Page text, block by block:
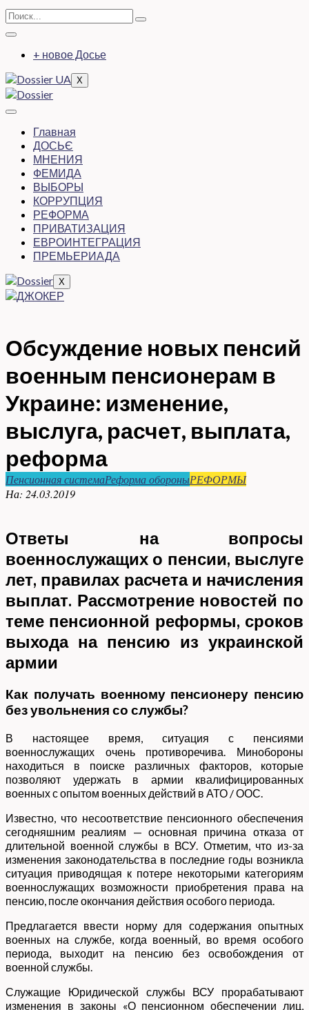
+ новое Досье
X
Главная
ДОСЬЄ
МНЕНИЯ
ФЕМИДА
ВЫБОРЫ
КОРРУПЦИЯ
РЕФОРМА
ПРИВАТИЗАЦИЯ
ЕВРОИНТЕГРАЦИЯ
ПРЕМЬЕРИАДА
X
Обсуждение новых пенсий
военным пенсионерам в
Украине: изменение,
выслуга, расчет, выплата,
реформа
Пенсионная системаРеформа обороныРЕФОРМЫ
На: 24.03.2019
Ответы на вопросы
военнослужащих о пенсии, выслуге
лет, правилах расчета и начисления
выплат. Рассмотрение новостей по
теме пенсионной реформы, сроков
выхода на пенсию из украинской
армии
Как получать военному пенсионеру пенсию
без увольнения со службы?
В настоящее время, ситуация с пенсиями
военнослужащих очень противоречива. Минобороны
находиться в поиске различных факторов, которые
позволяют удержать в армии квалифицированных
военных с опытом военных действий в АТО / ООС.
Известно, что несоответствие пенсионного обеспечения
сегодняшним реалиям — основная причина отказа от
длительной военной службы в ВСУ. Отметим, что из-за
изменения законодательства в последние годы возникла
ситуация приводящая к потере некоторыми категориям
военнослужащих возможности приобретения права на
пенсию, после окончания действия особого периода.
Предлагается ввести норму для содержания опытных
военных на службе, когда военный, во время особого
периода, выходит на пенсию без освобождения от
военной службы.
Служащие Юридической службы ВСУ прорабатывают
изменения в законы «О пенсионном обеспечении лиц,